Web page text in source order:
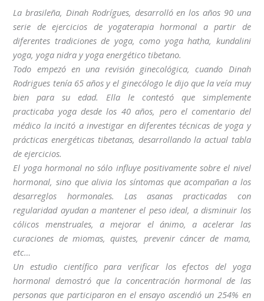
La brasileña, Dinah Rodrígues, desarrolló en los años 90 una
serie de ejercicios de yogaterapia hormonal a partir de
diferentes tradiciones de yoga, como yoga hatha, kundalini
yoga, yoga nidra y yoga energético tibetano.
Todo empezó en una revisión ginecológica, cuando Dinah
Rodrigues tenía 65 años y el ginecólogo le dijo que la veía muy
bien para su edad. Ella le contestó que simplemente
practicaba yoga desde los 40 años, pero el comentario del
médico la incitó a investigar en diferentes técnicas de yoga y
prácticas energéticas tibetanas, desarrollando la actual tabla
de ejercicios.
El yoga hormonal no sólo influye positivamente sobre el nivel
hormonal, sino que alivia los síntomas que acompañan a los
desarreglos hormonales. Las asanas practicadas con
regularidad ayudan a mantener el peso ideal, a disminuir los
cólicos menstruales, a mejorar el ánimo, a acelerar las
curaciones de miomas, quistes, prevenir cáncer de mama,
etc…
Un estudio científico para verificar los efectos del yoga
hormonal demostró que la concentración hormonal de las
personas que participaron en el ensayo ascendió un 254% en